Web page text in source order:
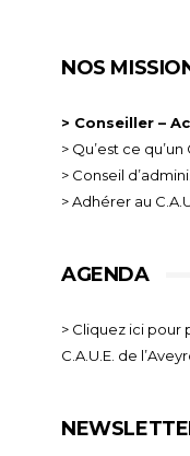
NOS
> Conseiller –
> Qu’est ce qu’un
> Conseil
> Adhérer au
AGENDA
> Cliquez ici
C.A.U.E. de